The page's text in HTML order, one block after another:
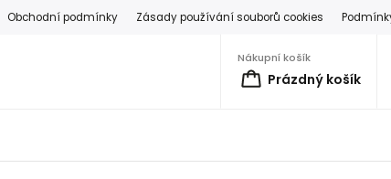
Obchodní podmínky Zásady používání souborů cookies
Nákupní košík
Prázdný košík